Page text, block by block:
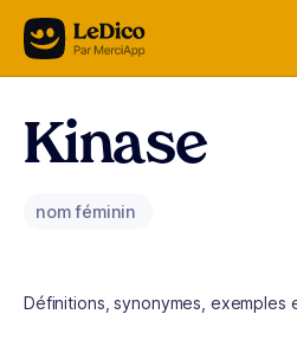
Aller au contenu
Kinase
nom féminin
Définitions, synonymes, exemples